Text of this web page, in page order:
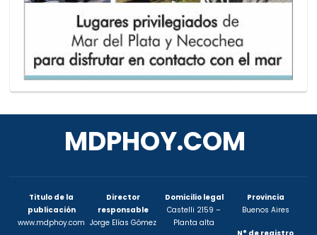
MDPHOY.COM
Titulo de la
publicación
www.mdphoy.com
Director
responsable
Jorge Elías Gómez
Domicilio legal
Castelli 2159 –
Planta alta
Provincia
Buenos Aires